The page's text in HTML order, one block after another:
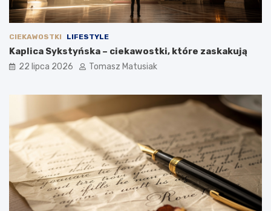
CIEKAWOSTKI LIFESTYLE
Kaplica Sykstyńska – ciekawostki, które zaskakują
22 lipca 2026 Tomasz Matusiak